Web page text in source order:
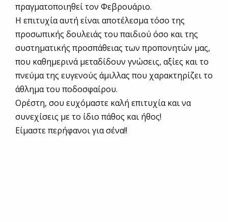
πραγματοποιηθεί τον Φεβρουάριο.
Η επιτυχία αυτή είναι αποτέλεσμα τόσο της
προσωπικής δουλειάς του παιδιού όσο και της
συστηματικής προσπάθειας των προπονητών μας,
που καθημερινά μεταδίδουν γνώσεις, αξίες και το
πνεύμα της ευγενούς άμιλλας που χαρακτηρίζει το
άθλημα του ποδοσφαίρου.
Ορέστη, σου ευχόμαστε καλή επιτυχία και να
συνεχίσεις με το ίδιο πάθος και ήθος!
Είμαστε περήφανοι για σένα!!